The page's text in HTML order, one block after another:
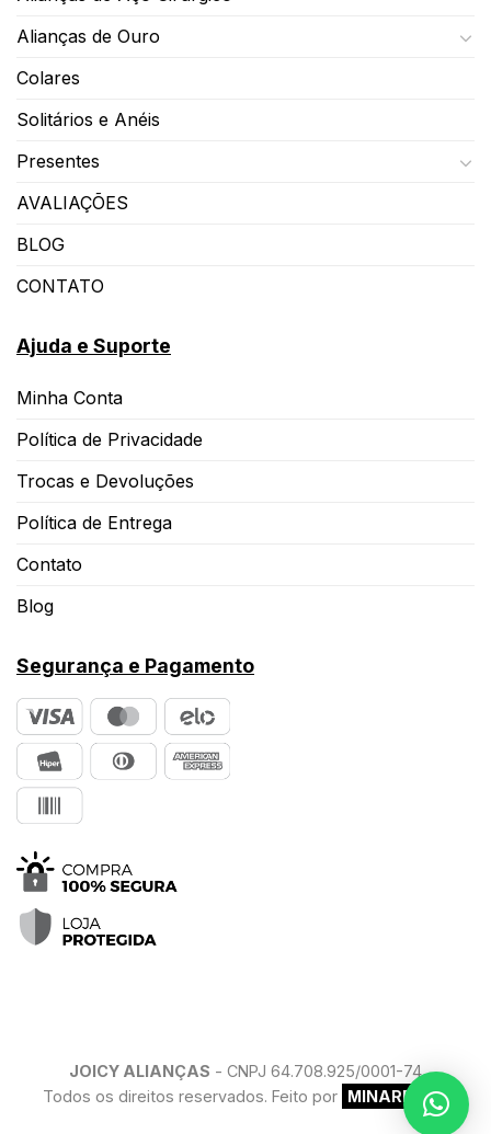
Alianças de Ouro
Colares
Solitários e Anéis
Presentes
AVALIAÇÕES
BLOG
CONTATO
Ajuda e Suporte
Minha Conta
Política de Privacidade
Trocas e Devoluções
Política de Entrega
Contato
Blog
Segurança e Pagamento
JOICY ALIANÇAS - CNPJ 64.708.925/0001-74
Todos os direitos reservados. Feito por MINARELLO